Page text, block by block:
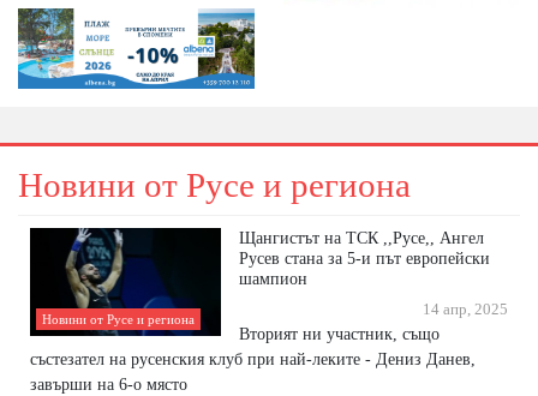
Новини от Русе и региона
Новини от Русе и региона
Щангистът на ТСК ,,Русе,, Ангел
Русев стана за 5-и път европейски
шампион
14 апр, 2025
Вторият ни участник, също
състезател на русенския клуб при най-леките - Дениз Данев,
завърши на 6-о място